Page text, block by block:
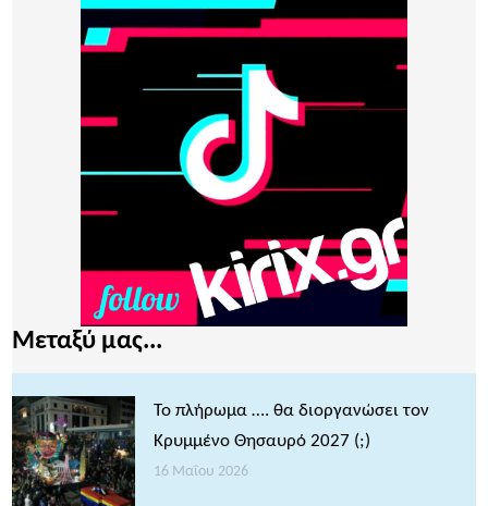
Μεταξύ μας...
Το πλήρωμα …. θα διοργανώσει τον
Κρυμμένο Θησαυρό 2027 (;)
16 Μαΐου 2026